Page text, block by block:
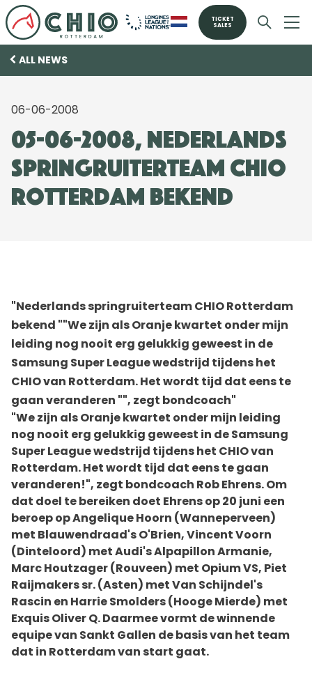
TICKET
SALES
ALL NEWS
06-06-2008
05-06-2008, Nederlands
springruiterteam CHIO
Rotterdam bekend
"Nederlands springruiterteam CHIO Rotterdam
bekend ""We zijn als Oranje kwartet onder mijn
leiding nog nooit erg gelukkig geweest in de
Samsung Super League wedstrijd tijdens het
CHIO van Rotterdam. Het wordt tijd dat eens te
gaan veranderen "", zegt bondcoach"
"We zijn als Oranje kwartet onder mijn leiding
nog nooit erg gelukkig geweest in de Samsung
Super League wedstrijd tijdens het CHIO van
Rotterdam. Het wordt tijd dat eens te gaan
veranderen!", zegt bondcoach Rob Ehrens. Om
dat doel te bereiken doet Ehrens op 20 juni een
beroep op Angelique Hoorn (Wanneperveen)
met Blauwendraad's O'Brien, Vincent Voorn
(Dinteloord) met Audi's Alpapillon Armanie,
Marc Houtzager (Rouveen) met Opium VS, Piet
Raijmakers sr. (Asten) met Van Schijndel's
Rascin en Harrie Smolders (Hooge Mierde) met
Exquis Oliver Q. Daarmee vormt de winnende
equipe van Sankt Gallen de basis van het team
dat in Rotterdam van start gaat.